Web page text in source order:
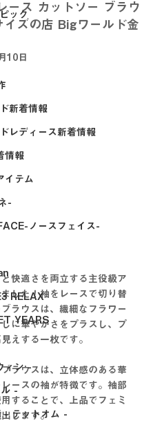
ック
新着情報
レディース新着情報
情報
イテム
-
ノースフェイス-
RELAX
YEARS
ィン -
-
- テットオム -
ース カットソー ブラウ
イズの店 Bigワールド金
10日
快適さを両立する主役級ア
した！袖をレースで切り替
ラウスは、繊細なフラワー
に華やかさをプラスし、プ
えする一枚です。
ラウスは、立体感のある華
ースの袖が特徴です。袖部
することで、上品でフェミ
します。